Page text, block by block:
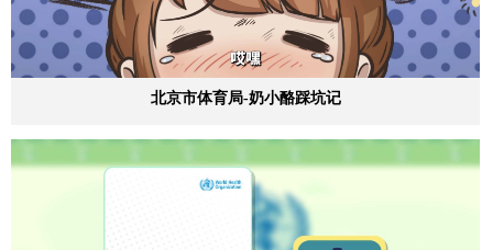
北京市体育局-奶小酪踩坑记